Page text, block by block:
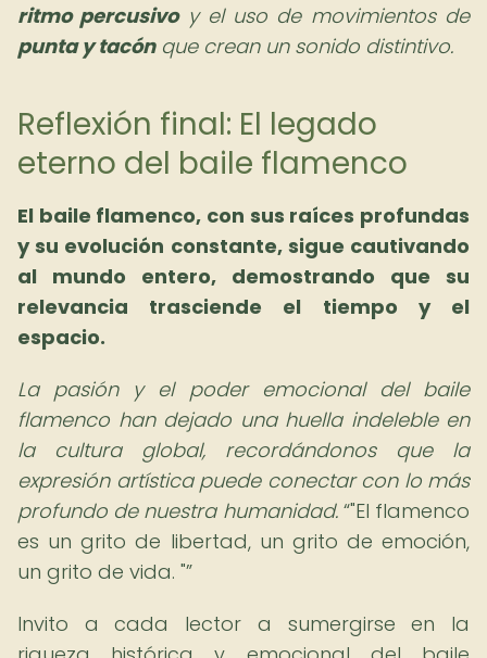
ritmo percusivoy el uso de movimientos de
punta y tacónque crean un sonido distintivo.
Reflexión final: El legado
eterno del baile flamenco
El baile flamenco, con sus raíces profundas
y su evolución constante, sigue cautivando
al mundo entero, demostrando que su
relevancia trasciende el tiempo y el
espacio.
La pasión y el poder emocional del baile
flamenco han dejado una huella indeleble en
la cultura global, recordándonos que la
expresión artística puede conectar con lo más
profundo de nuestra humanidad. "El flamenco
es un grito de libertad, un grito de emoción,
un grito de vida. "
Invito a cada lector a sumergirse en la